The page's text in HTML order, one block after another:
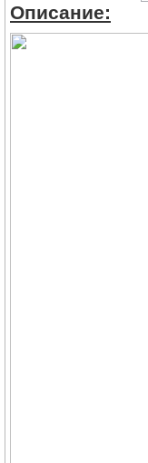
Описание: